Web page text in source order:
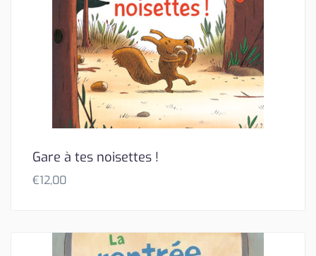
Gare à tes noisettes !
€12,00